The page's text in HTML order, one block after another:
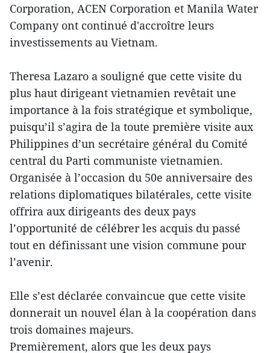
Corporation, ACEN Corporation et Manila Water
Company ont continué d'accroître leurs
investissements au Vietnam.
Theresa Lazaro a souligné que cette visite du
plus haut dirigeant vietnamien revêtait une
importance à la fois stratégique et symbolique,
puisqu’il s’agira de la toute première visite aux
Philippines d’un secrétaire général du Comité
central du Parti communiste vietnamien.
Organisée à l’occasion du 50e anniversaire des
relations diplomatiques bilatérales, cette visite
offrira aux dirigeants des deux pays
l’opportunité de célébrer les acquis du passé
tout en définissant une vision commune pour
l’avenir.
Elle s’est déclarée convaincue que cette visite
donnerait un nouvel élan à la coopération dans
trois domaines majeurs.
Premièrement, alors que les deux pays